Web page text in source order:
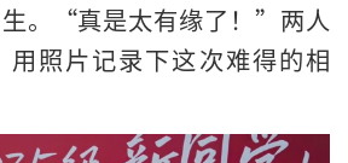
。“真是太有缘了！”两人
用照片记录下这次难得的相